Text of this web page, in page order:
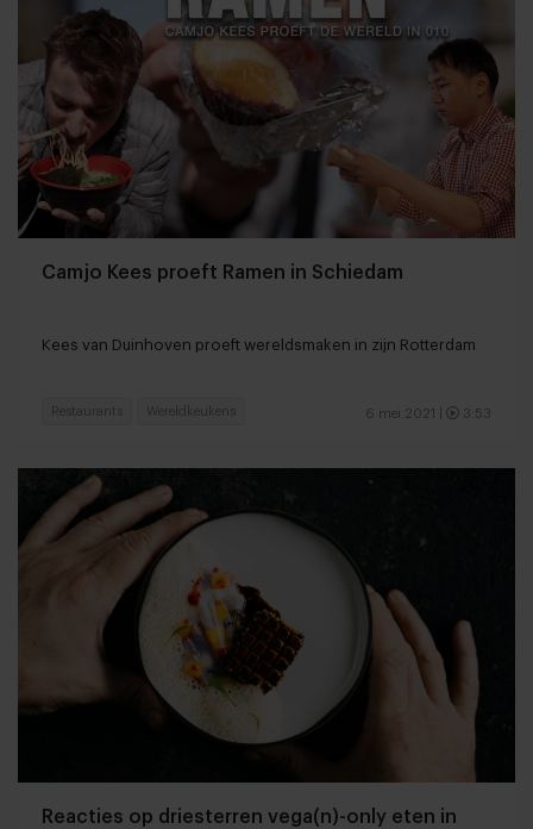
Camjo Kees proeft Ramen in Schiedam
Kees van Duinhoven proeft wereldsmaken in zijn Rotterdam
6 mei 2021 3:53
Restaurants Wereldkeukens
Reacties op driesterren vega(n)-only eten in